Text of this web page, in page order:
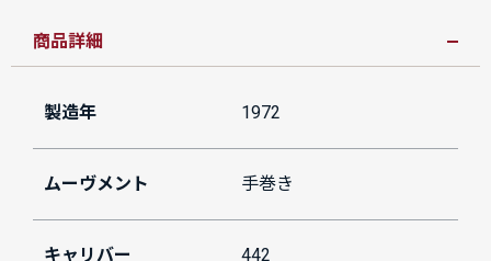
商品詳細
製造年 1972
ムーヴメント 手巻き
キャリバー 442